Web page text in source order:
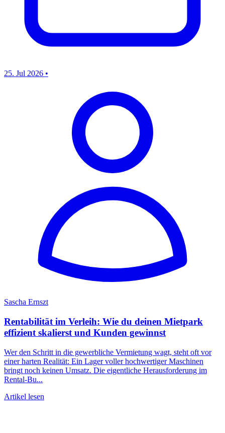
25. Jul 2026 •
Sascha Ernszt
Rentabilität im Verleih: Wie du deinen Mietpark
effizient skalierst und Kunden gewinnst
Wer den Schritt in die gewerbliche Vermietung wagt, steht oft vor
einer harten Realität: Ein Lager voller hochwertiger Maschinen
bringt noch keinen Umsatz. Die eigentliche Herausforderung im
Rental-Bu...
Artikel lesen